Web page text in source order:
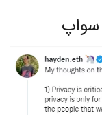
سواپ